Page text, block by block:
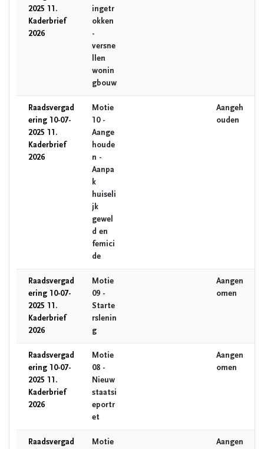
2025 11.
Kaderbrief
2026
ingetr
okken
-
versne
llen
wonin
gbouw
Raadsvergad
ering 10-07-
2025 11.
Kaderbrief
2026
Motie
10 -
Aange
houde
n -
Aanpa
k
huiseli
jk
gewel
d en
femici
de
Aangeh
ouden
Raadsvergad
ering 10-07-
2025 11.
Kaderbrief
2026
Motie
09 -
Starte
rslenin
g
Aangen
omen
Raadsvergad
ering 10-07-
2025 11.
Kaderbrief
2026
Motie
08 -
Nieuw
staatsi
eportr
et
Aangen
omen
Raadsvergad
Motie
Aangen